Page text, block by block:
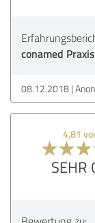
conamed
08.12.2018
4,81
SEHR